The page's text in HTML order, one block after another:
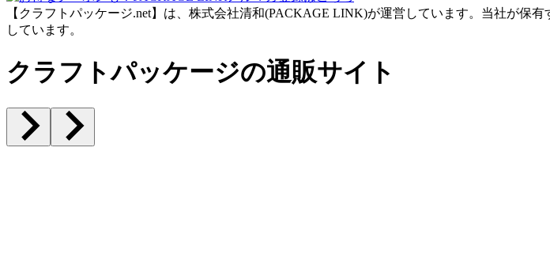
【クラフトパッケージ.net】は、株式会社清和(PACKAGE LINK)が運営しています。当社が保
しています。
クラフトパッケージの通販サイト